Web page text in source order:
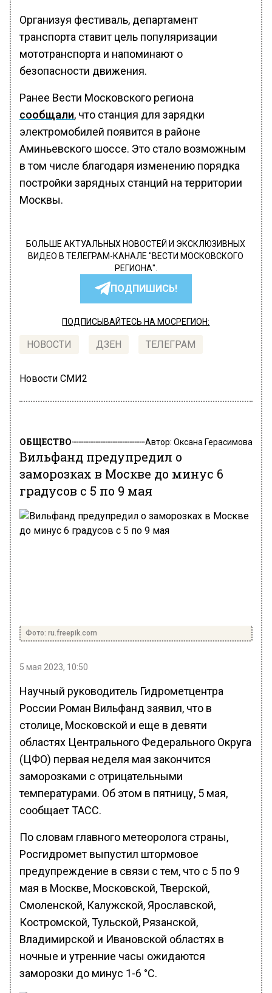
Организуя фестиваль, департамент
транспорта ставит цель популяризации
мототранспорта и напоминают о
безопасности движения.
Ранее Вести Московского региона
сообщали, что станция для зарядки
электромобилей появится в районе
Аминьевского шоссе. Это стало возможным
в том числе благодаря изменению порядка
постройки зарядных станций на территории
Москвы.
БОЛЬШЕ АКТУАЛЬНЫХ НОВОСТЕЙ И ЭКСКЛЮЗИВНЫХ
ВИДЕО В ТЕЛЕГРАМ-КАНАЛЕ "ВЕСТИ МОСКОВСКОГО
РЕГИОНА".
ПОДПИШИСЬ!
ПОДПИСЫВАЙТЕСЬ НА МОСРЕГИОН:
НОВОСТИ ДЗЕН ТЕЛЕГРАМ
Новости СМИ2
ОБЩЕСТВО Автор: Оксана Герасимова
Вильфанд предупредил о
заморозках в Москве до минус 6
градусов с 5 по 9 мая
Фото: ru.freepik.com
5 мая 2023, 10:50
Научный руководитель Гидрометцентра
России Роман Вильфанд заявил, что в
столице, Московской и еще в девяти
областях Центрального Федерального Округа
(ЦФО) первая неделя мая закончится
заморозками с отрицательными
температурами. Об этом в пятницу, 5 мая,
сообщает ТАСС.
По словам главного метеоролога страны,
Росгидромет выпустил штормовое
предупреждение в связи с тем, что с 5 по 9
мая в Москве, Московской, Тверской,
Смоленской, Калужской, Ярославской,
Костромской, Тульской, Рязанской,
Владимирской и Ивановской областях в
ночные и утренние часы ожидаются
заморозки до минус 1-6 °C.